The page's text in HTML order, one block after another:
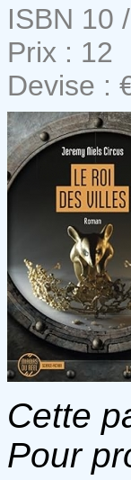
ISBN 10
Prix : 12
Devise :
Cette
Pour